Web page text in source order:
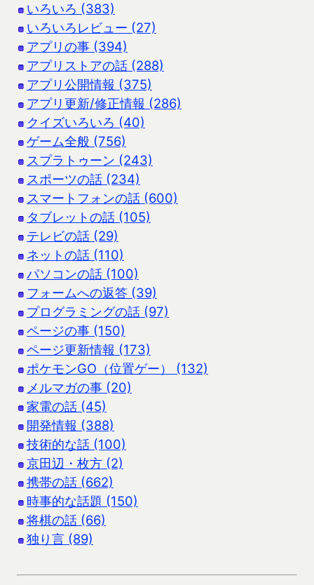
いろいろ (383)
いろいろレビュー (27)
アプリの事 (394)
アプリストアの話 (288)
アプリ公開情報 (375)
アプリ更新/修正情報 (286)
クイズいろいろ (40)
ゲーム全般 (756)
スプラトゥーン (243)
スポーツの話 (234)
スマートフォンの話 (600)
タブレットの話 (105)
テレビの話 (29)
ネットの話 (110)
パソコンの話 (100)
フォームへの返答 (39)
プログラミングの話 (97)
ページの事 (150)
ページ更新情報 (173)
ポケモンGO（位置ゲー） (132)
メルマガの事 (20)
家電の話 (45)
開発情報 (388)
技術的な話 (100)
京田辺・枚方 (2)
携帯の話 (662)
時事的な話題 (150)
将棋の話 (66)
独り言 (89)